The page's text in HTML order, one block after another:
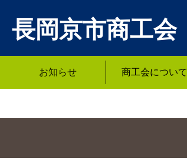
長岡京市商工会
お知らせ 商工会について